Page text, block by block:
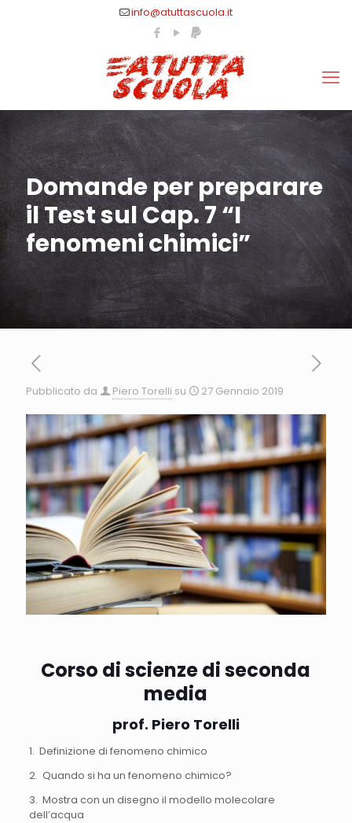
info@atuttascuola.it
Domande per preparare
il Test sul Cap. 7 “I
fenomeni chimici”
Pubblicato da Piero Torelli su 27 Gennaio 2019
Corso di scienze di seconda
media
prof. Piero Torelli
1. Definizione di fenomeno chimico
2. Quando si ha un fenomeno chimico?
3. Mostra con un disegno il modello molecolare
dell’acqua